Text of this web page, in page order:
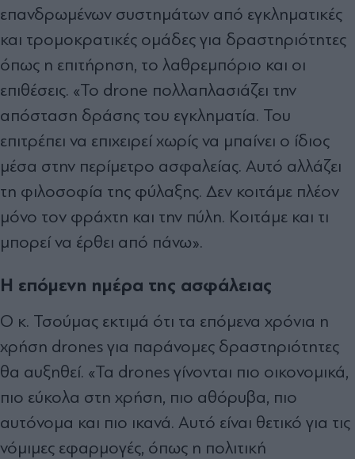
επανδρωμένων συστημάτων από εγκληματικές
και τρομοκρατικές ομάδες για δραστηριότητες
όπως η επιτήρηση, το λαθρεμπόριο και οι
επιθέσεις. «Το drone πολλαπλασιάζει την
απόσταση δράσης του εγκληματία. Του
επιτρέπει να επιχειρεί χωρίς να μπαίνει ο ίδιος
μέσα στην περίμετρο ασφαλείας. Αυτό αλλάζει
τη φιλοσοφία της φύλαξης. Δεν κοιτάμε πλέον
μόνο τον φράχτη και την πύλη. Κοιτάμε και τι
μπορεί να έρθει από πάνω».
Η επόμενη ημέρα της ασφάλειας
Ο κ. Τσούμας εκτιμά ότι τα επόμενα χρόνια η
χρήση drones για παράνομες δραστηριότητες
θα αυξηθεί. «Τα drones γίνονται πιο οικονομικά,
πιο εύκολα στη χρήση, πιο αθόρυβα, πιο
αυτόνομα και πιο ικανά. Αυτό είναι θετικό για τις
νόμιμες εφαρμογές, όπως η πολιτική